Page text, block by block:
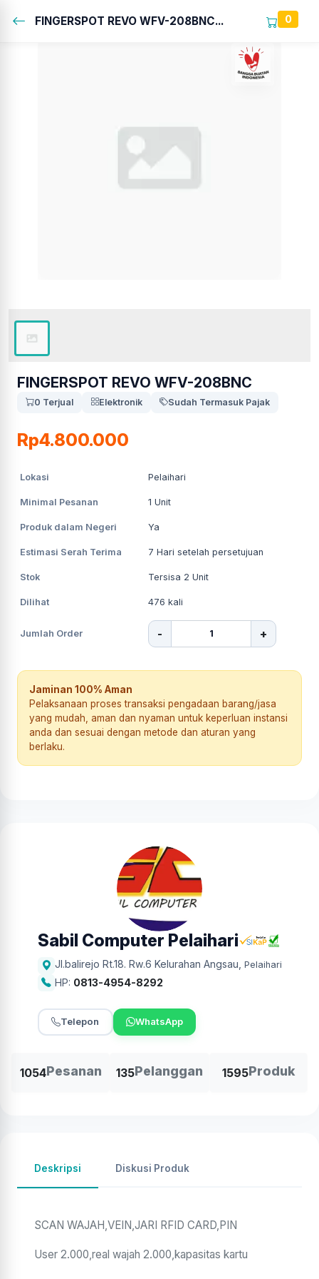
FINGERSPOT REVO WFV-208BNC... 0
FINGERSPOT REVO WFV-208BNC
0 Terjual Elektronik Sudah Termasuk Pajak
Rp4.800.000
Lokasi Pelaihari
Minimal Pesanan 1 Unit
Produk dalam Negeri Ya
Estimasi Serah Terima 7 Hari setelah persetujuan
Stok Tersisa 2 Unit
Dilihat 476 kali
Jumlah Order - +
Jaminan 100% Aman
Pelaksanaan proses transaksi pengadaan barang/jasa
yang mudah, aman dan nyaman untuk keperluan instansi
anda dan sesuai dengan metode dan aturan yang
berlaku.
Sabil Computer Pelaihari
Jl.balirejo Rt.18. Rw.6 Kelurahan Angsau Pelaihari
HP: 0813-4954-8292
Telepon WhatsApp
1054Pesanan 135Pelanggan 1595Produk
Deskripsi Diskusi Produk
SCAN WAJAH,VEIN,JARI RFID CARD,PIN
User 2.000,real wajah 2.000,kapasitas kartu